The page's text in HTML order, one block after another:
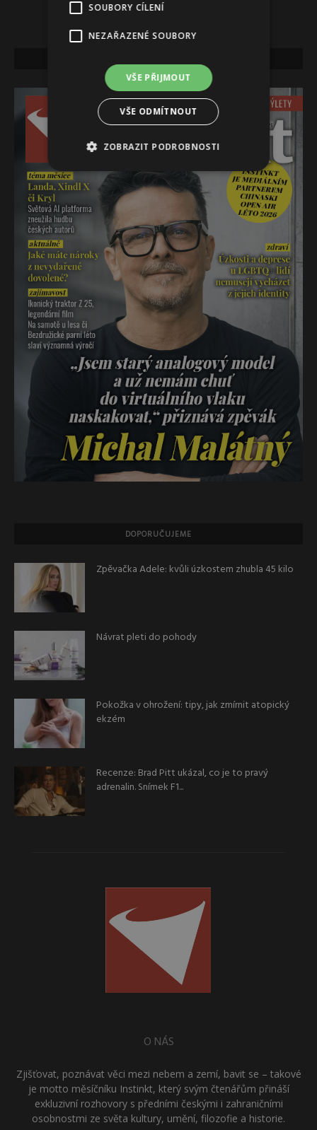
DOPORUČUJEME
Zpěvačka Adele: kvůli úzkostem zhubla 45 kilo
Návrat pleti do pohody
Pokožka v ohrožení: tipy, jak zmírnit atopický
ekzém
Recenze: Brad Pitt ukázal, co je to pravý
adrenalin. Snímek F1...
O NÁS
Zjišťovat, poznávat věci mezi nebem a zemí, bavit se – takové
je motto měsíčníku Instinkt, který svým čtenářům přináší
exkluzivní rozhovory s předními českými i zahraničními
osobnostmi ze světa kultury, umění, filozofie a historie.
SOUBORY CÍLENÍ
NEZAŘAZENÉ SOUBORY
VŠE PŘIJMOUT
VŠE ODMÍTNOUT
ZOBRAZIT PODROBNOSTI